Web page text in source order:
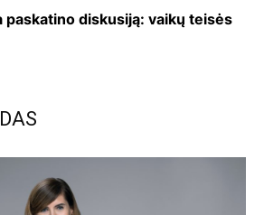
diskusiją: vaikų teisės